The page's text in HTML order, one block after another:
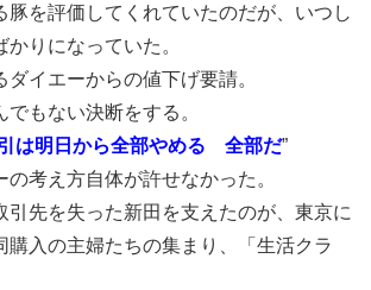
豚を評価してくれていたのだが、いつし
りになっていた。
ダイエーからの値下げ要請。
もない決断をする。
は明日から全部やめる 全部だ”
の考え方自体が許せなかった。
引先を失った新田を支えたのが、東京に
購入の主婦たちの集まり、「生活クラ